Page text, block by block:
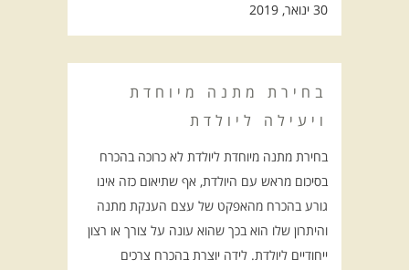
30 ינואר, 2019
בחירת מתנה מיוחדת
ויעילה ליולדת
בחירת מתנה מיוחדת ליולדת לא כרוכה בהכרח
בסיכום מראש עם היולדת, אף שתיאום כזה אינו
גורע בהכרח מהאפקט של עצם הענקת מתנה
והיתרון שלו הוא בכך שהוא עונה על צורך או רצון
ייחודיים ליולדת. לידה יוצרת בהכרח צרכים